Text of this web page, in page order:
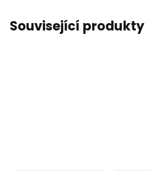
Související produkty